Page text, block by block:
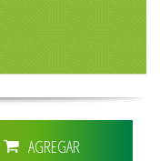
AGREGAR